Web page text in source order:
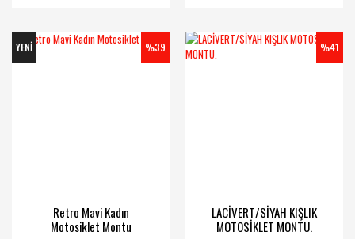
YENİ %39
Retro Mavi Kadın
Motosiklet Montu
%41
LACİVERT/SİYAH KIŞLIK
MOTOSİKLET MONTU.